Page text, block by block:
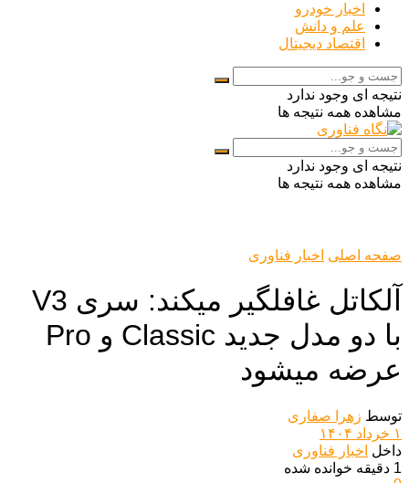
اخبار خودرو
علم و دانش
اقتصاد دیجیتال
نتیجه ای وجود ندارد
مشاهده همه نتیجه ها
نتیجه ای وجود ندارد
مشاهده همه نتیجه ها
صفحه اصلی اخبار فناوری
آلکاتل غافلگیر میکند: سری V3
با دو مدل جدید Classic و Pro
عرضه میشود
توسط زهرا صفاری
۱ خرداد ۱۴۰۴
داخل اخبار فناوری
1 دقیقه خوانده شده